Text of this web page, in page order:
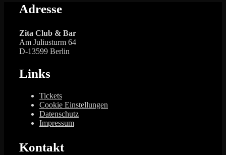
Adresse
Zita Club & Bar
Am Juliusturm 64
D-13599 Berlin
Links
Tickets
Cookie Einstellungen
Datenschutz
Impressum
Kontakt